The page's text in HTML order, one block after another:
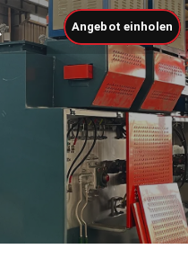
Angebot einholen